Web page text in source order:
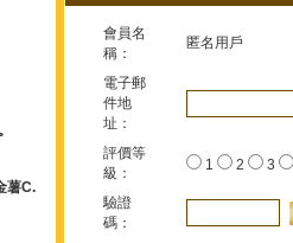
薯C.
會員名
稱：
匿名用戶
電子郵
件地
址：
評價等
級：
1 2 3
驗證
碼：